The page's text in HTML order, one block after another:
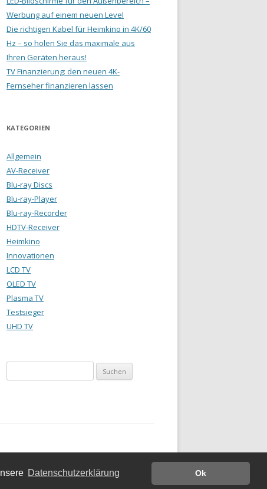
Datenschutzerklärung Ok
Werbung auf einem neuen Level
Die richtigen Kabel für Heimkino in 4K/60
Hz – so holen Sie das maximale aus
Ihren Geräten heraus!
TV Finanzierung: den neuen 4K-
Fernseher finanzieren lassen
KATEGORIEN
Allgemein
AV-Receiver
Blu-ray Discs
Blu-ray-Player
Blu-ray-Recorder
HDTV-Receiver
Heimkino
Innovationen
LCD TV
OLED TV
Plasma TV
Testsieger
UHD TV
nach: